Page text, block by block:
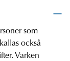
som
också
Varken